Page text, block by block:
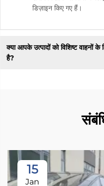
डिज़ाइन किए गए हैं।
क्या आपके उत्पादों को विशिष्ट वाहनों
है?
15
Jan